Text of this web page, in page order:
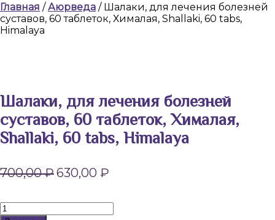
КНОПКА
ЗАКРЫТЬ
Главная /Аюрведа / Шалаки, для лечения болезней
суставов, 60 таблеток, Хималая, Shallaki, 60 tabs,
Himalaya
Шалаки, для лечения болезней
суставов, 60 таблеток, Хималая,
Shallaki, 60 tabs, Himalaya
700,00₽ Первоначальная
цена
700,00 ₽.
630,00 ₽
Количество